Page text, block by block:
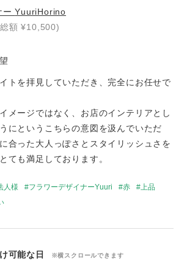
ーYuuriHorino
額 ¥10,500)
トを拝見していただき、完全にお任せで
メージではなく、お店のインテリアとし
にというこちらの意図を汲んでいただ
合った大人っぽさとスタイリッシュさを
ても満足しております。
人様 フラワーデザイナーYuuri 赤
上品
可能な日 ※横スクロールできます